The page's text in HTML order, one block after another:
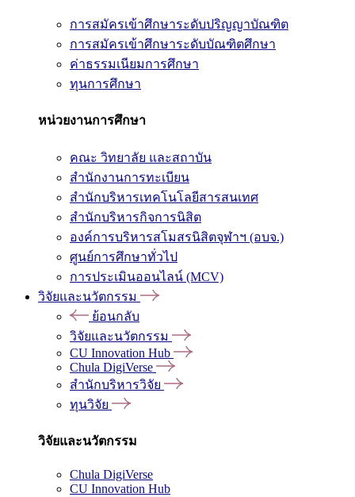
การสมัครเข้าศึกษาระดับปริญญาบัณฑิต
การสมัครเข้าศึกษาระดับบัณฑิตศึกษา
ค่าธรรมเนียมการศึกษา
ทุนการศึกษา
หน่วยงานการศึกษา
คณะ วิทยาลัย และสถาบัน
สำนักงานการทะเบียน
สำนักบริหารเทคโนโลยีสารสนเทศ
สำนักบริหารกิจการนิสิต
องค์การบริหารสโมสรนิสิตจุฬาฯ (อบจ.)
ศูนย์การศึกษาทั่วไป
การประเมินออนไลน์ (MCV)
วิจัยและนวัตกรรม
ย้อนกลับ
วิจัยและนวัตกรรม
CU Innovation Hub
Chula DigiVerse
สำนักบริหารวิจัย
ทุนวิจัย
วิจัยและนวัตกรรม
Chula DigiVerse
CU Innovation Hub